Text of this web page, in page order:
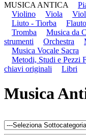
MUSICA ANTICA
Violino
Viola
Liuto - Tiorba
Tromba
Musica da
strumenti
Orchestra
Musica Vocale Sacra
Metodi, Studi e Pezzi
chiavi originali
Libri
Musica